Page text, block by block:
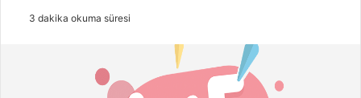
i
p
3 dakika okuma süresi